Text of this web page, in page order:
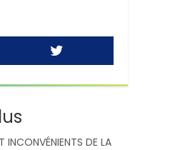
INCONVÉNIENTS DE LA